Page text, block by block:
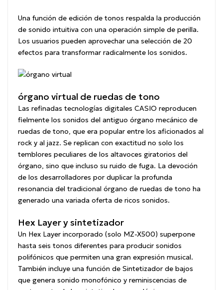
Una función de edición de tonos respalda la producción
de sonido intuitiva con una operación simple de perilla.
Los usuarios pueden aprovechar una selección de 20
efectos para transformar radicalmente los sonidos.
órgano virtual de ruedas de tono
Las refinadas tecnologías digitales CASIO reproducen
fielmente los sonidos del antiguo órgano mecánico de
ruedas de tono, que era popular entre los aficionados al
rock y al jazz. Se replican con exactitud no solo los
temblores peculiares de los altavoces giratorios del
órgano, sino que incluso su ruido de fuga. La devoción
de los desarrolladores por duplicar la profunda
resonancia del tradicional órgano de ruedas de tono ha
generado una variada oferta de ricos sonidos.
Hex Layer y sintetizador
Un Hex Layer incorporado (solo MZ-X500) superpone
hasta seis tonos diferentes para producir sonidos
polifónicos que permiten una gran expresión musical.
También incluye una función de Sintetizador de bajos
que genera sonido monofónico y reminiscencias de